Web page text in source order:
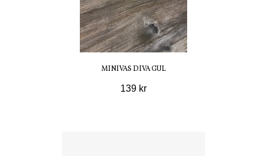
MINIVAS DIVA GUL
139 kr